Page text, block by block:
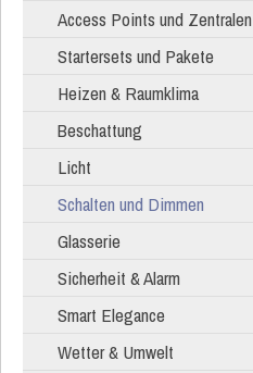
Access Points und Zentralen
Startersets und Pakete
Heizen & Raumklima
Beschattung
Licht
Schalten und Dimmen
Glasserie
Sicherheit & Alarm
Smart Elegance
Wetter & Umwelt